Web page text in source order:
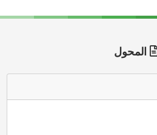
المحول